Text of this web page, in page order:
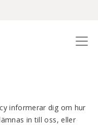
Menu
informerar dig om hur
in till oss, eller